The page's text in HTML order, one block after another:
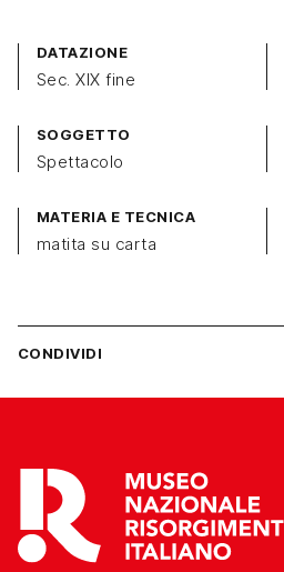
DATAZIONE
Sec. XIX fine
SOGGETTO
Spettacolo
MATERIA E TECNICA
matita su carta
CONDIVIDI